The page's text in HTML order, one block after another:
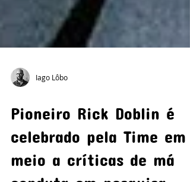
Pioneiro Rick Doblin é
celebrado pela Time em
meio a críticas de má